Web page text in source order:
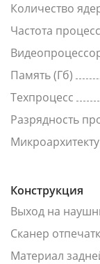
Количество
Частота
Память (Гб)
Техпроцесс
Разрядность
Конструкция
Выход на
Сканер
Материал